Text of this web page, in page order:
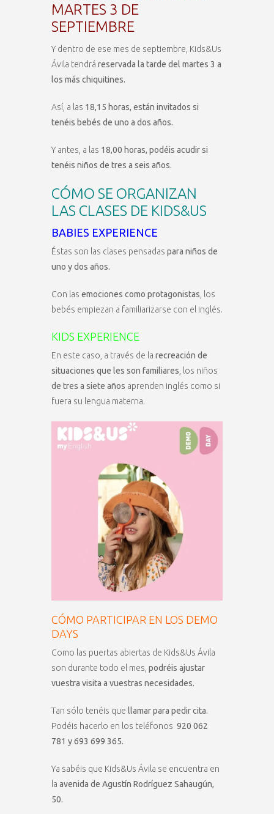
MARTES 3 DE
SEPTIEMBRE
Y dentro de ese mes de septiembre, Kids&Us
Ávila tendrá reservada la tarde del martes 3 a
los más chiquitines.
Así, a las 18,15 horas, están invitados si
tenéis bebés de uno a dos años.
Y antes, a las 18,00 horas, podéis acudir si
tenéis niños de tres a seis años.
CÓMO SE ORGANIZAN
LAS CLASES DE KIDS&US
BABIES EXPERIENCE
Éstas son las clases pensadas para niños de
uno y dos años.
Con las emociones como protagonistas , los
bebés empiezan a familiarizarse con el inglés.
KIDS EXPERIENCE
En este caso, a través de la recreación de
situaciones que les son familiares , los niños
de tres a siete años aprenden inglés como si
fuera su lengua materna.
CÓMO PARTICIPAR EN LOS DEMO
DAYS
Como las puertas abiertas de Kids&Us Ávila
son durante todo el mes, podréis ajustar
vuestra visita a vuestras necesidades.
Tan sólo tenéis que llamar para pedir cita.
Podéis hacerlo en los teléfonos 920 062
781 y 693 699 365.
Ya sabéis que Kids&Us Ávila se encuentra en
la avenida de Agustín Rodríguez Sahaugún,
50.